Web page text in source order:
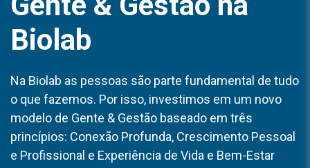
Biolab
Na Biolab as pessoas são parte fundamental de tudo
o que fazemos. Por isso, investimos em um novo
modelo de Gente & Gestão baseado em três
princípios: Conexão Profunda, Crescimento Pessoal
e Profissional e Experiência de Vida e Bem-Estar